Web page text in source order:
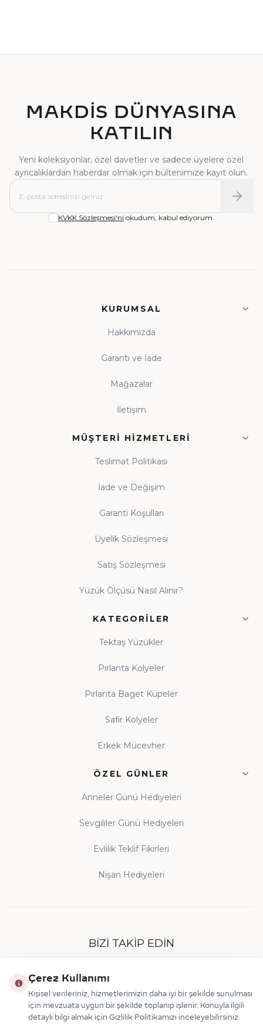
MAKDİS DÜNYASINA
KATILIN
Yeni koleksiyonlar, özel davetler ve sadece üyelere özel
ayrıcalıklardan haberdar olmak için bültenimize kayıt olun.
KVKK Sözleşmesi'ni okudum, kabul ediyorum.
KURUMSAL
Hakkımızda
Garanti ve İade
Mağazalar
İletişim
MÜŞTERI HIZMETLERI
Teslimat Politikası
İade ve Değişim
Garanti Koşulları
Üyelik Sözleşmesi
Satış Sözleşmesi
Yüzük Ölçüsü Nasıl Alınır?
KATEGORILER
Tektaş Yüzükler
Pırlanta Kolyeler
Pırlanta Baget Küpeler
Safir Kolyeler
Erkek Mücevher
ÖZEL GÜNLER
Anneler Günü Hediyeleri
Sevgililer Günü Hediyeleri
Evlilik Teklif Fikirleri
Nişan Hediyeleri
BIZI TAKIP EDIN
Çerez Kullanımı
Kişisel verileriniz, hizmetlerimizin daha iyi bir şekilde sunulması
için mevzuata uygun bir şekilde toplanıp işlenir. Konuyla ilgili
detaylı bilgi almak için Gizlilik Politikamızı inceleyebilirsiniz.